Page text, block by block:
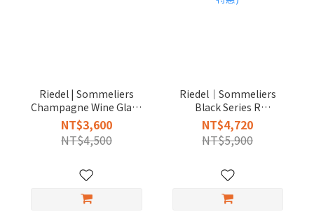
Riedel | Sommeliers
Champagne Wine Glass
香檳杯
NT$3,600
NT$4,500
Riedel｜Sommeliers
Black Series R
Montrachet 蒙哈榭紅梗手
工白酒杯(當月特惠)
NT$4,720
NT$5,900